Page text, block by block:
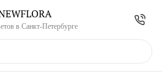
в Санкт-Петербурге